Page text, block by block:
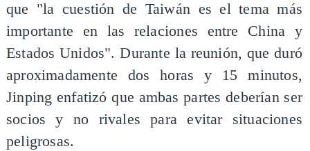
que "la cuestión de Taiwán es el tema más
importante en las relaciones entre China y
Estados Unidos". Durante la reunión, que duró
aproximadamente dos horas y 15 minutos,
Jinping enfatizó que ambas partes deberían ser
socios y no rivales para evitar situaciones
peligrosas.